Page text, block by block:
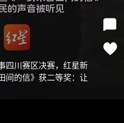
四川赛区决赛，红星新
间的信》获二等奖：让